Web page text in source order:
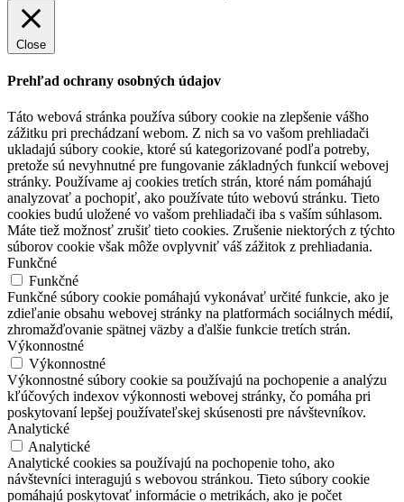
Close
Prehľad ochrany osobných údajov
Táto webová stránka používa súbory cookie na zlepšenie vášho
zážitku pri prechádzaní webom. Z nich sa vo vašom prehliadači
ukladajú súbory cookie, ktoré sú kategorizované podľa potreby,
pretože sú nevyhnutné pre fungovanie základných funkcií webovej
stránky. Používame aj cookies tretích strán, ktoré nám pomáhajú
analyzovať a pochopiť, ako používate túto webovú stránku. Tieto
cookies budú uložené vo vašom prehliadači iba s vaším súhlasom.
Máte tiež možnosť zrušiť tieto cookies. Zrušenie niektorých z týchto
súborov cookie však môže ovplyvniť váš zážitok z prehliadania.
Funkčné
Funkčné
Funkčné súbory cookie pomáhajú vykonávať určité funkcie, ako je
zdieľanie obsahu webovej stránky na platformách sociálnych médií,
zhromažďovanie spätnej väzby a ďalšie funkcie tretích strán.
Výkonnostné
Výkonnostné
Výkonnostné súbory cookie sa používajú na pochopenie a analýzu
kľúčových indexov výkonnosti webovej stránky, čo pomáha pri
poskytovaní lepšej používateľskej skúsenosti pre návštevníkov.
Analytické
Analytické
Analytické cookies sa používajú na pochopenie toho, ako
návštevníci interagujú s webovou stránkou. Tieto súbory cookie
pomáhajú poskytovať informácie o metrikách, ako je počet